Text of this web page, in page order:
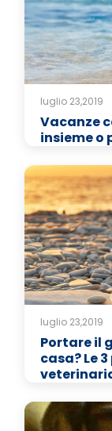
luglio 23,2019
Vacanze
insieme o
luglio 23,2019
Portare il
casa? Le